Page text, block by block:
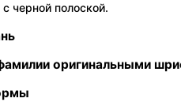
черной полоской.
оригинальными